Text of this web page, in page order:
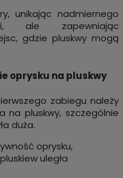
unikając nadmiernego
ale zapewniając
gdzie pluskwy mogą
oprysku na pluskwy
zabiegu należy
na pluskwy, szczególnie
duża.
oprysku,
uległa